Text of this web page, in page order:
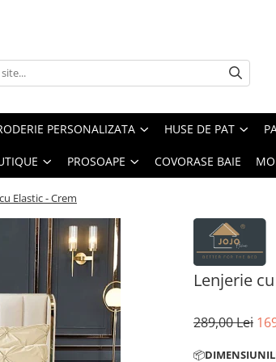
PERSONALIZATA HUSE DE PAT
PROSOAPE COVORASE BAIE
Elastic - Crem
Lenjerie
289,00 Lei
📦